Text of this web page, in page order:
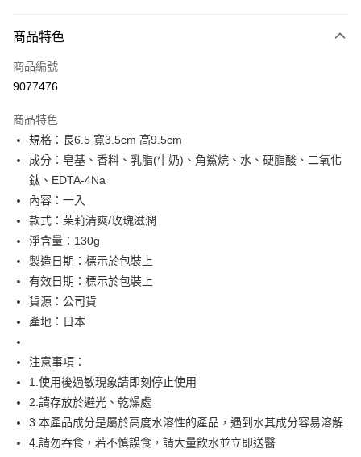
信用卡一次付款
信用卡分期付款
合作金庫商業銀行
華南商業銀行
上海商業儲蓄銀行
台北富邦商業銀行
國泰世華商業銀行
臺灣中小企業銀行
匯豐（台灣）商業銀行
聯邦商業銀行
元大商業銀行
玉山商業銀行
台新國際商業銀行
台灣樂天信用卡公司
超商取貨付款
LINE Pay
Apple Pay
街口支付
AFTEE先享後付
相關說明
【關於「AFTEE先享後付」】
１．簡單：不需註冊會員、不需綁卡、不需儲值。
２．便利：只要手機號碼，簡訊認證，即可結帳。
【「AFTEE先享後付」結帳流程】
１．於結帳方式選擇「AFTEE先享後付」後，將跳轉至「AFTEE先享後付」
結帳頁面，進行簡訊認證並確認金額後，即可完成結帳。
運送方式
全家取貨付款
每筆NT$60，滿NT$399(含以上)免運費
付款後全家取貨
商品特色
商品編號
9077476
商品特色
規格：長6.5 寬3.5cm 高9.5cm
成分：皂基、香料、乳脂(牛奶)、角鯊烷、水、硬脂酸、二氧化
鈦、EDTA-4Na
內容：一入
款式：茉莉清爽/玫瑰滋潤
淨含量：130g
製造日期：標示於包裝上
有效日期：標示於包裝上
貨源：公司貨
產地：日本
注意事項：
1.使用後過敏現象請即刻停止使用
2.請存放於避光、乾燥處
3.本產品成分是屬於高度水溶性的產品，遇到水其成分容易溶解
4.請勿吞食，若不慎誤食，請大量飲水並立即送醫